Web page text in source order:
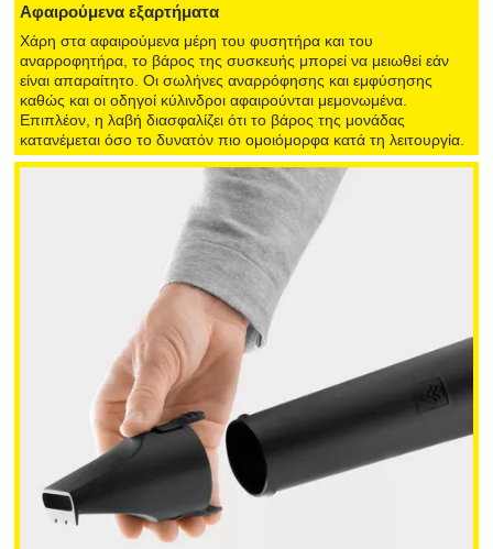
Αφαιρούμενα εξαρτήματα
Χάρη στα αφαιρούμενα μέρη του φυσητήρα και του
αναρροφητήρα, το βάρος της συσκευής μπορεί να μειωθεί εάν
είναι απαραίτητο. Οι σωλήνες αναρρόφησης και εμφύσησης
καθώς και οι οδηγοί κύλινδροι αφαιρούνται μεμονωμένα.
Επιπλέον, η λαβή διασφαλίζει ότι το βάρος της μονάδας
κατανέμεται όσο το δυνατόν πιο ομοιόμορφα κατά τη λειτουργία.